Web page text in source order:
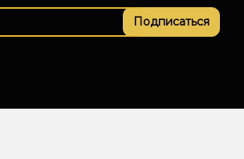
Подписаться